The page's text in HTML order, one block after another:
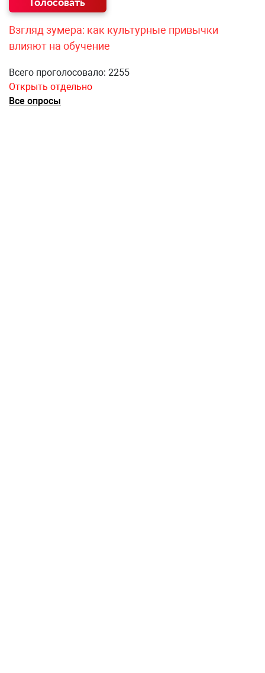
Взгляд зумера: как культурные привычки
влияют на обучение
Всего проголосовало: 2255
Открыть отдельно
Все опросы